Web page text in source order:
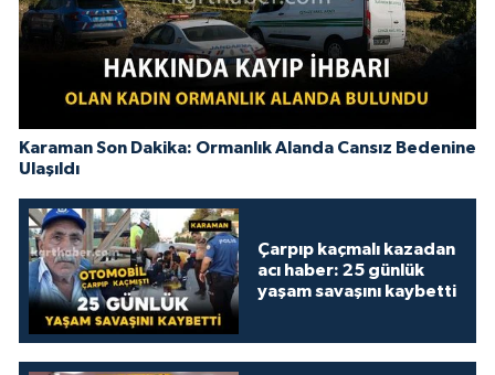
Karaman Son Dakika: Ormanlık Alanda Cansız Bedenine
Ulaşıldı
Çarpıp kaçmalı kazadan
acı haber: 25 günlük
yaşam savaşını kaybetti